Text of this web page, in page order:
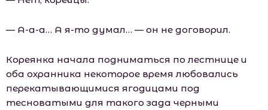
— А-а-а… А я-то думал… — он не договорил.
Кореянка начала подниматься по лестнице и
оба охранника некоторое время любовались
перекатывающимися ягодицами под
тесноватыми для такого зада черными